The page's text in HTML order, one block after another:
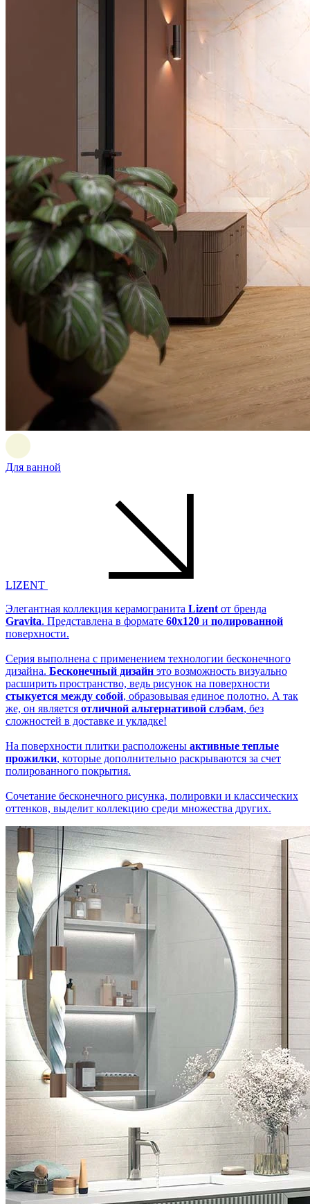
Для ванной
LIZENT
Элегантная коллекция керамогранита Lizent от бренда
Gravita. Представлена в формате 60x120 и полированной
поверхности.
Серия выполнена с применением технологии бесконечного
дизайна. Бесконечный дизайн это возможность визуально
расширить пространство, ведь рисунок на поверхности
стыкуется между собой, образовывая единое полотно. А так
же, он является отличной альтернативой слэбам, без
сложностей в доставке и укладке!
На поверхности плитки расположены активные теплые
прожилки, которые дополнительно раскрываются за счет
полированного покрытия.
Сочетание бесконечного рисунка, полировки и классических
оттенков, выделит коллекцию среди множества других.